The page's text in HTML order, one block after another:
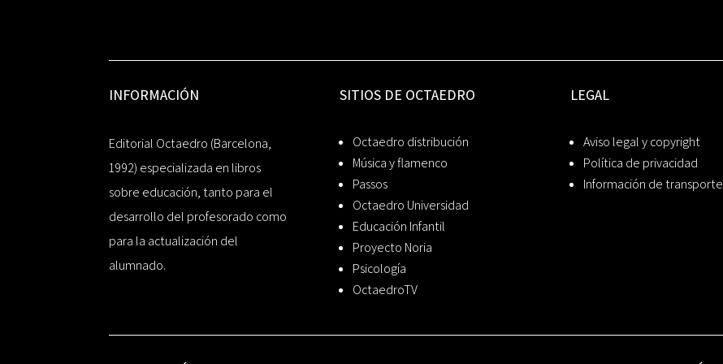
INFORMACIÓN
Editorial Octaedro (Barcelona,
1992) especializada en libros
sobre educación, tanto para el
desarrollo del profesorado como
para la actualización del
alumnado.
SITIOS DE OCTAEDRO
Octaedro distribución
Música y flamenco
Passos
Octaedro Universidad
Educación Infantil
Proyecto Noria
Psicología
OctaedroTV
LEGAL
Aviso legal y copyright
Política de privacidad
Información de transporte